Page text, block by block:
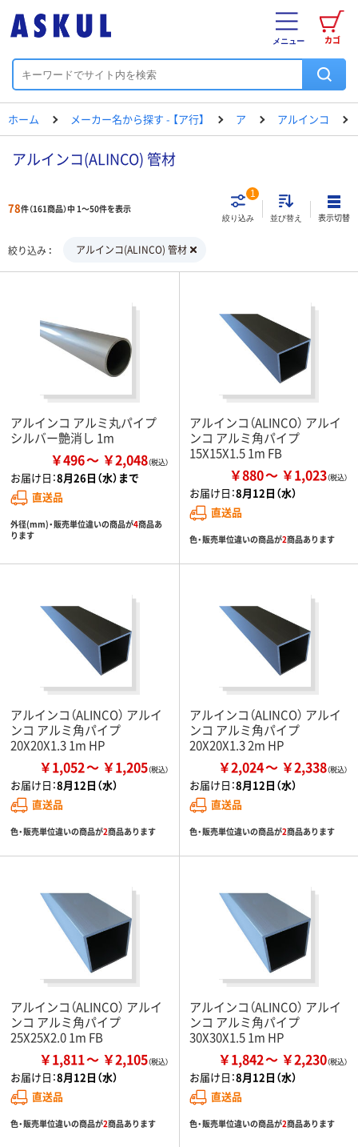
カゴ
メニュー
ホーム メーカー名から探す - 【ア行】 ア アルインコ
アルインコ(ALINCO) 管材
78件（161商品）中 1～50件を表示
絞り込み
1
並び替え 表示切替
絞り込み アルインコ(ALINCO) 管材
アルインコ アルミ丸パイプ
シルバー艶消し 1m
￥496 ￥2,048
お届け日：8月26日（水）まで
直送品
外径(mm)・販売単位違いの商品が4商品あ
ります
アルインコ（ALINCO） アルイ
ンコ アルミ角パイプ
15X15X1.5 1m FB
￥880 ￥1,023
お届け日：8月12日（水）
直送品
色・販売単位違いの商品が2商品あります
アルインコ（ALINCO） アルイ
ンコ アルミ角パイプ
20X20X1.3 1m HP
￥1,052 ￥1,205
お届け日：8月12日（水）
直送品
色・販売単位違いの商品が2商品あります
アルインコ（ALINCO） アルイ
ンコ アルミ角パイプ
20X20X1.3 2m HP
￥2,024 ￥2,338
お届け日：8月12日（水）
直送品
色・販売単位違いの商品が2商品あります
アルインコ（ALINCO） アルイ
ンコ アルミ角パイプ
25X25X2.0 1m FB
￥1,811 ￥2,105
お届け日：8月12日（水）
直送品
色・販売単位違いの商品が2商品あります
アルインコ（ALINCO） アルイ
ンコ アルミ角パイプ
30X30X1.5 1m HP
￥1,842 ￥2,230
お届け日：8月12日（水）
直送品
色・販売単位違いの商品が2商品あります